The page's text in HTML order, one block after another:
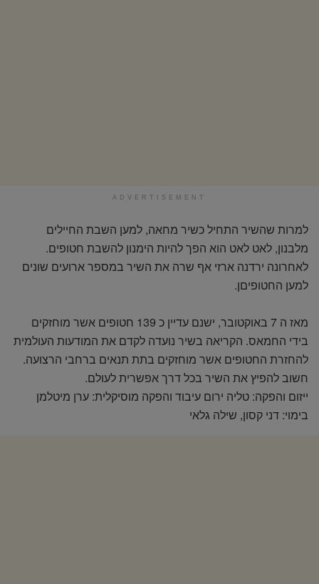
ADVERTISEMENT
למרות שהשיר התחיל כשיר מחאה, למען השבת החיילים
מלבנון, לאט לאט הוא הפך להיות הימנון להשבת חטופים.
לאחרונה ירדנה ארזי אף שרה את השיר במספר ארועים שונים
למען החטופיםן.
מאז ה 7 באוקטובר, ישנם עדיין כ 139 חטופים אשר מוחזקים
בידי החמאס. הקריאה בשיר נועדה לקדם את המודעות העולמית
להחזרת החטופים אשר מוחזקים בתת תנאים ברחבי הרצועה.
חשוב להפיץ את השיר בכל דרך אפשרית לעולם.
ייזום והפקה: טליה ירום עיבוד והפקה מוסיקלית: ערן מיטלמן
בימוי: דני קסון, שילה גלאי